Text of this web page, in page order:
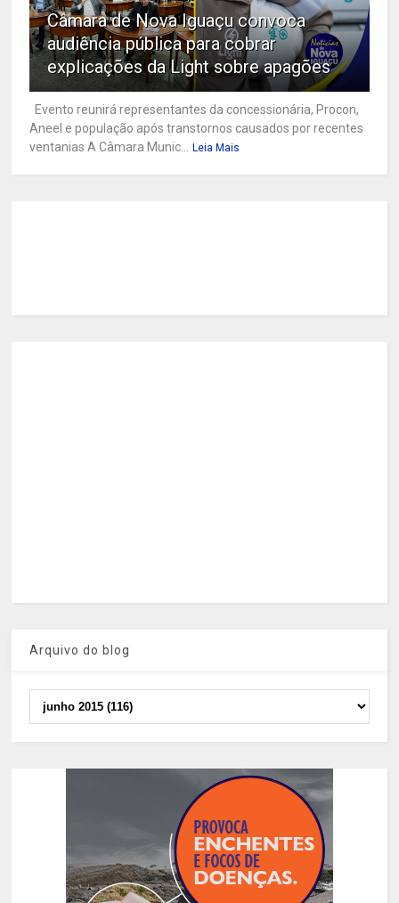
Câmara de Nova Iguaçu convoca
audiência pública para cobrar
explicações da Light sobre apagões
Evento reunirá representantes da concessionária, Procon,
Aneel e população após transtornos causados por recentes
ventanias A Câmara Munic... Leia Mais
Arquivo do blog